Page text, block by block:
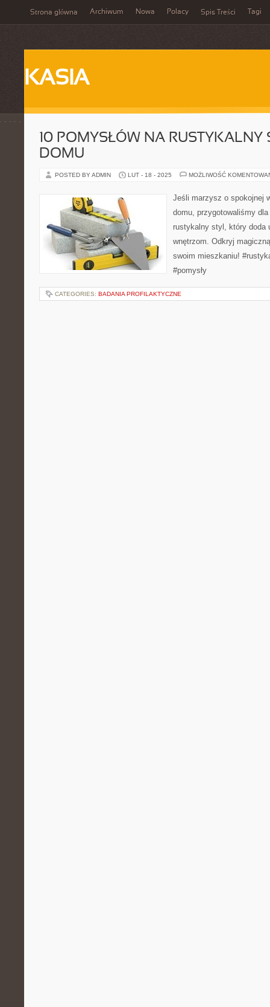
Strona główna Archiwum Nowa Polacy Spis Treści Tagi
KASIA
10 POMYSŁÓW NA RUSTYKALNY
DOMU
POSTED BY ADMIN LUT - 18 - 2025 MOŻLIWOŚĆ
Jeśli marzysz o spokojnej
domu, przygotowaliśmy dla
rustykalny styl, który doda
wnętrzom. Odkryj
swoim mieszkaniu!
#pomysły
CATEGORIES: BADANIA PROFILAKTYCZNE